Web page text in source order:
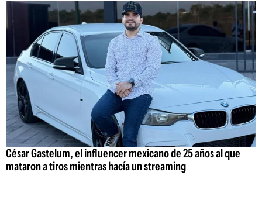
César Gastelum, el influencer mexicano de 25 años al que
mataron a tiros mientras hacía un streaming